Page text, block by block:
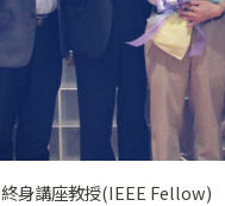
身講座教授(IEEE Fellow)